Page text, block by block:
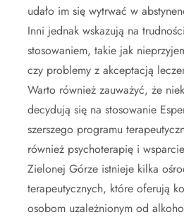
udało im się wytrwać w
Inni jednak wskazują na
stosowaniem, takie jak
czy problemy z akceptacją
Warto również zauważyć, że
decydują się na stosowanie
szerszego programu
również psychoterapię i
Zielonej Górze istnieje kilka
terapeutycznych, które oferują
osobom uzależnionym od